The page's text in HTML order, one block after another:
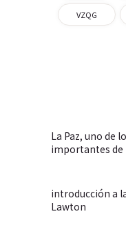
VZQG
La Paz, uno de
importantes de
introducción a
Lawton